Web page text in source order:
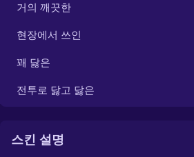
거의 깨끗한
현장에서 쓰인
꽤 닳은
전투로 닳고 닳은
스킨 설명